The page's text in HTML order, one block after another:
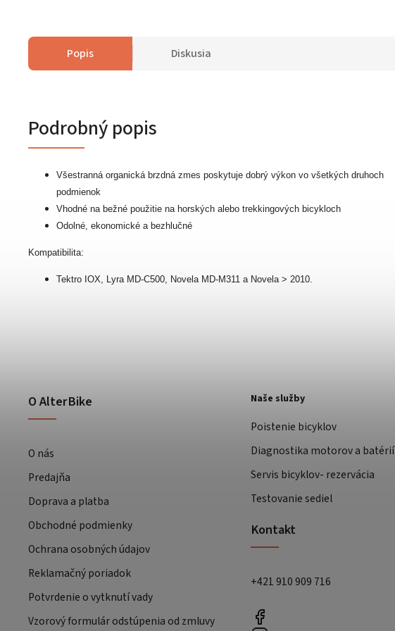
Popis Diskusia
Podrobný popis
Všestranná organická brzdná zmes poskytuje dobrý výkon vo všetkých druhoch
podmienok
Vhodné na bežné použitie na horských alebo trekkingových bicykloch
Odolné, ekonomické a bezhlučné
Kompatibilita:
Tektro IOX, Lyra MD-C500, Novela MD-M311 a Novela > 2010.
O AlterBike
O nás
Predajňa
Doprava a platba
Obchodné podmienky
Ochrana osobných údajov
Reklamačný poriadok
Potvrdenie o vytknutí vady
Vzorový formulár odstúpenia od zmluvy
Naše služby
Poistenie bicyklov
Diagnostika motorov a batérií
Servis bicyklov- rezervácia
Testovanie sediel
Kontakt
+421 910 909 716